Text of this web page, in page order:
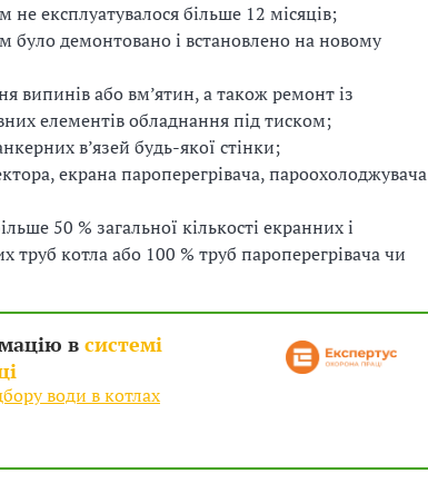
експлуатувалося більше 12 місяців;
було демонтовано і встановлено на новому
випинів або вм’ятин, а також ремонт із
елементів обладнання під тиском;
в’язей будь-якої стінки;
екрана пароперегрівача, пароохолоджувача
50 % загальної кількості екранних і
труб котла або 100 % труб пароперегрівача чи
в системі
води в котлах